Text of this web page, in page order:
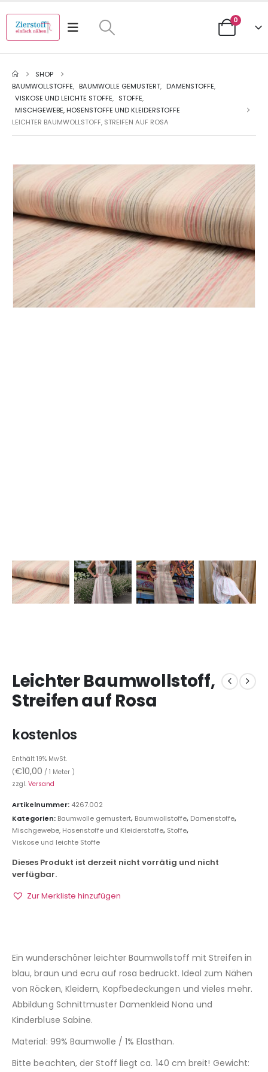
0
SHOP
BAUMWOLLSTOFFE, BAUMWOLLE GEMUSTERT, DAMENSTOFFE,
VISKOSE UND LEICHTE STOFFE, STOFFE,
MISCHGEWEBE, HOSENSTOFFE UND KLEIDERSTOFFE
LEICHTER BAUMWOLLSTOFF, STREIFEN AUF ROSA
Leichter Baumwollstoff,
Streifen auf Rosa
kostenlos
Enthält 19% MwSt.
(€10,00 / 1 Meter )
zzgl. Versand
Artikelnummer: 4267.002
Kategorien: Baumwolle gemustert, Baumwollstoffe, Damenstoffe,
Mischgewebe, Hosenstoffe und Kleiderstoffe, Stoffe,
Viskose und leichte Stoffe
Dieses Produkt ist derzeit nicht vorrätig und nicht
verfügbar.
Zur Merkliste hinzufügen
Ein wunderschöner leichter Baumwollstoff mit Streifen in
blau, braun und ecru auf rosa bedruckt. Ideal zum Nähen
von Röcken, Kleidern, Kopfbedeckungen und vieles mehr.
Abbildung Schnittmuster Damenkleid Nona und
Kinderbluse Sabine.
Material: 99% Baumwolle / 1% Elasthan.
Bitte beachten, der Stoff liegt ca. 140 cm breit! Gewicht: